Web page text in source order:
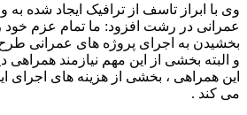
وی با ابراز تاسف از ترافیک ایجاد شده
عمرانی در رشت افزود: ما تمام عزم خود
بخشیدن به اجرای پروژه های عمرانی طرح
و البته بخشی از این مهم نیازمند همراهی
این همراهی ، بخشی از هزینه های اجرای
می کند .